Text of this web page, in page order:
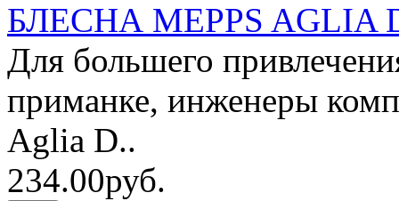
БЛЕСНА MEPPS AGLIA
Для большего
приманке, инженеры
Aglia D..
234.00руб.